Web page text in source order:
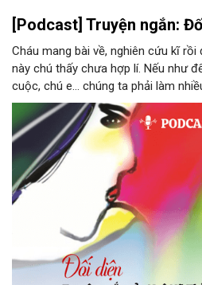
[Podcast] Truyện ngắn:
Cháu mang bài về, nghiên cứu kĩ
này chú thấy chưa hợp lí. Nếu như
cuộc, chú e… chúng ta phải làm
thì tiếp tục nhé! Chú Minh cầm tập
ngại ngùng đỡ lấy. Đây là lần thứ
bị Tổng biên tập kêu lên để trả lại...